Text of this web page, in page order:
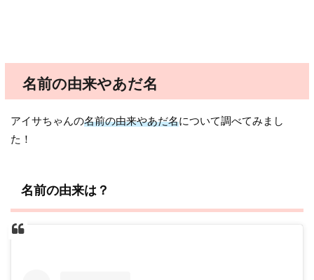
名前の由来やあだ名
アイサちゃんの名前の由来やあだ名について調べてみまし
た！
名前の由来は？